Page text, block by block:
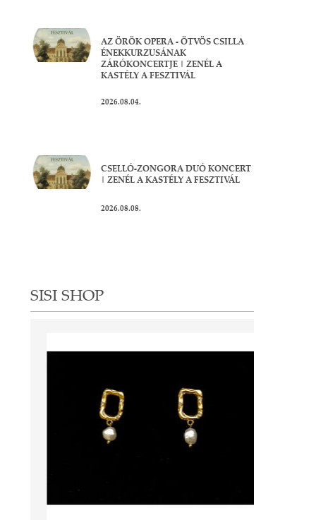
AZ ÖRÖK OPERA - ÖTVÖS CSILLA
ÉNEKKURZUSÁNAK
ZÁRÓKONCERTJE | ZENÉL A
KASTÉLY A FESZTIVÁL
2026.08.04.
CSELLÓ-ZONGORA DUÓ KONCERT
| ZENÉL A KASTÉLY A FESZTIVÁL
2026.08.08.
SISI SHOP